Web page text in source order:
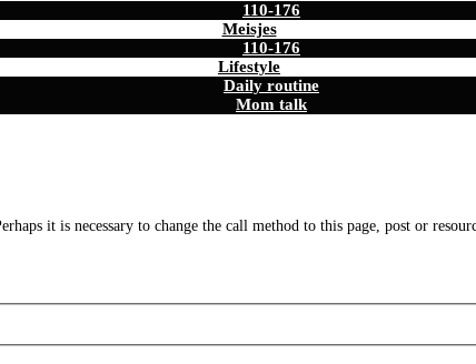
110-176
Meisjes
110-176
Lifestyle
Daily routine
Mom talk
it is necessary to change the call method to this page, post or